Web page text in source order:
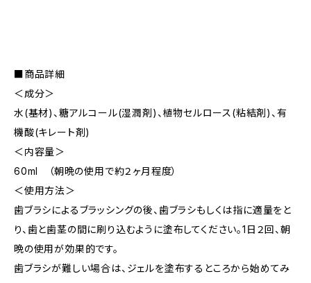
■商品詳細
＜成分＞
水(基材)、糖アルコール(湿潤剤)、植物セルロース(粘結剤)、有
機酸(キレート剤)
＜内容量＞
60ml （朝晩の使用で約２ヶ月程度）
＜使用方法＞
歯ブラシによるブラッシングの後、歯ブラシもしくは指に適量をと
り、歯と歯茎の間に刷り込むように塗布してください。1日２回、朝
晩の使用が効果的です。
歯ブラシが難しい場合は、ジェルを塗布するところから始めてみ